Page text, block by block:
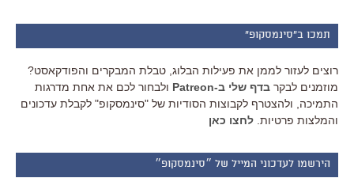
תמכו ב"סינמסקופ"
רוצים לעזור לממן את פעילות הבלוג, טבלת המבקרים והפודקאסט?
מוזמנים לבקר בדף שלי ב-Patreon
ולבחור לכם את אחת מדרגות
התמיכה, ולהצטרף לקבוצות הסודיות של "סינמסקופ" לקבלת עדכונים
והמלצות פרטיות. לחצו כאן
הירשמו לעדכוני המייל של ״סינמסקופ״